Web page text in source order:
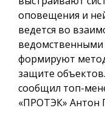
оповещения и
ведется во
ведомственными
формируют
защите
сообщил топ-
«ПРОТЭК» Антон